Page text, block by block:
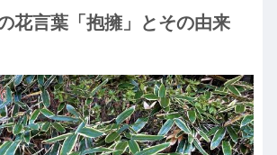
花言葉「抱擁」とその由来